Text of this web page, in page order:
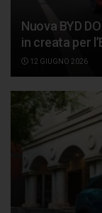
Nuova BYD
in creata per
12 GIUGNO 2026